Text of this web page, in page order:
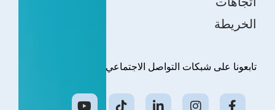
تابعونا على شبكات التواصل الاجتماعي
اتجاهات
الخريطة